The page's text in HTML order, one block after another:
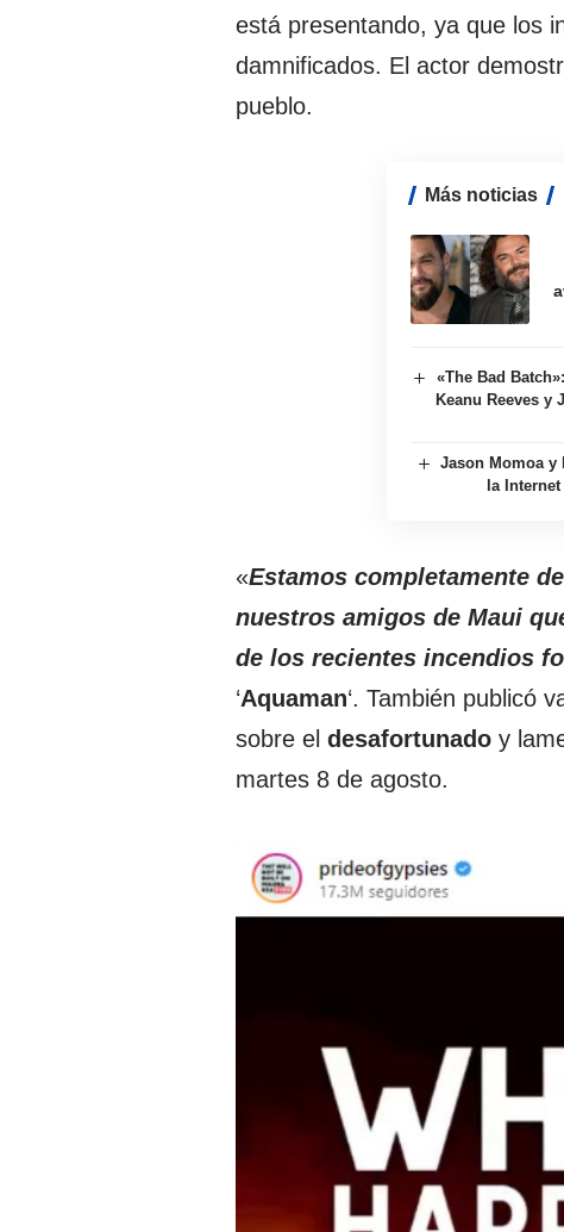
está presentando, ya que los
damnificados. El actor
pueblo.
Más noticias
«The Bad
Keanu Reeves y
Jason Momoa
la
«Estamos completamente
nuestros amigos de Maui
de los recientes incendios
‘Aquaman‘. También publicó
sobre el desafortunado y
martes 8 de agosto.